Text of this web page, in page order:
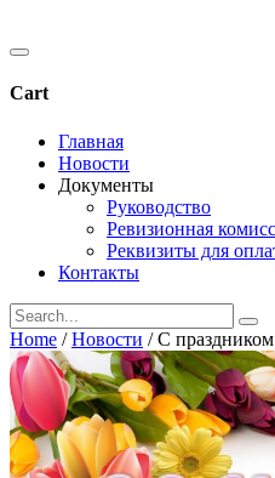
Cart
Главная
Новости
Документы
Руководство
Ревизионная
Реквизиты для
Контакты
Home / Новости / С